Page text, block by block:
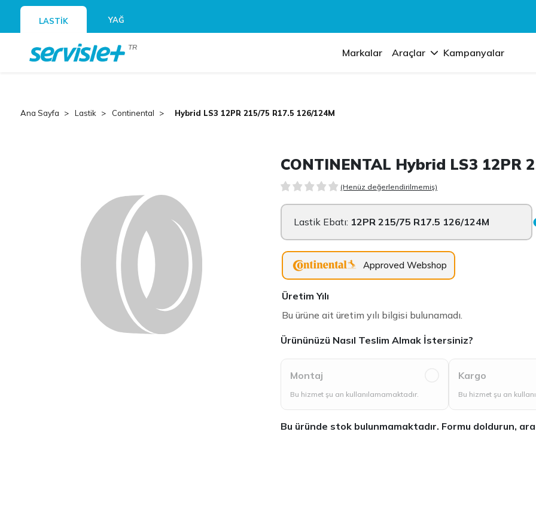
LASTİK YAĞ
TR Markalar Araçlar Kampanyalar
Ana Sayfa Lastik Continental Hybrid LS3 12PR 215/75 R17.5 126/124M
CONTINENTAL Hybrid LS3 12PR
(Henüz değerlendirilmemiş)
Lastik Ebatı: 12PR 215/75 R17.5 126/124M
Approved Webshop
Üretim Yılı
Bu ürüne ait üretim yılı bilgisi bulunamadı.
Ürününüzü Nasıl Teslim Almak İstersiniz?
Montaj
Bu hizmet şu an kullanılamamaktadır.
Kargo
Bu hizmet şu an
Bu üründe stok bulunmamaktadır. Formu doldurun,